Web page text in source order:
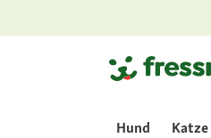
Hund Katze